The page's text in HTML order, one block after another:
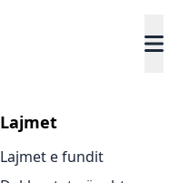
Lajmet
Lajmet e fundit